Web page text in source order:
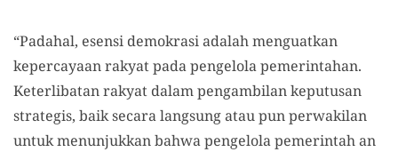
“Padahal, esensi demokrasi adalah menguatkan
kepercayaan rakyat pada pengelola pemerintahan.
Keterlibatan rakyat dalam pengambilan keputusan
strategis, baik secara langsung atau pun perwakilan
untuk menunjukkan bahwa pengelola pemerintah an